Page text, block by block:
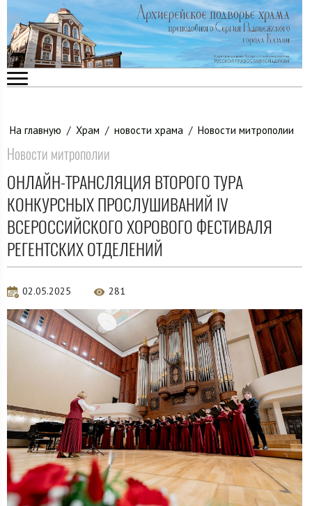
На главную / Храм / новости храма / Новости митрополии
Новости митрополии
ОНЛАЙН-ТРАНСЛЯЦИЯ ВТОРОГО ТУРА
КОНКУРСНЫХ ПРОСЛУШИВАНИЙ IV
ВСЕРОССИЙСКОГО ХОРОВОГО ФЕСТИВАЛЯ
РЕГЕНТСКИХ ОТДЕЛЕНИЙ
02.05.2025 281